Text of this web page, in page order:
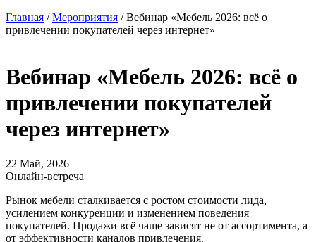
Главная /Мероприятия /Вебинар «Мебель 2026: всё о
привлечении покупателей через интернет»
Вебинар «Мебель 2026: всё о
привлечении покупателей
через интернет»
22 Май, 2026
Онлайн-встреча
Рынок мебели сталкивается с ростом стоимости лида,
усилением конкуренции и изменением поведения
покупателей. Продажи всё чаще зависят не от ассортимента, а
от эффективности каналов привлечения.